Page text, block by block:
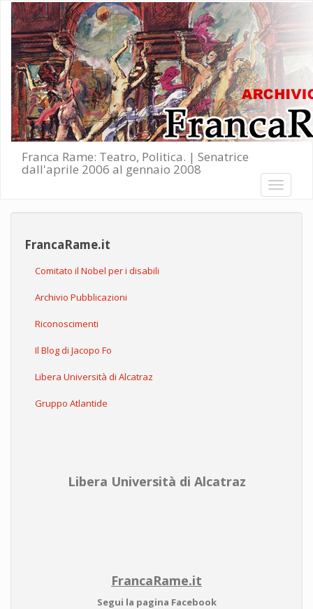
Salta al contenuto principale
Franca Rame: Teatro, Politica. | Senatrice
dall'aprile 2006 al gennaio 2008
Toggle
FrancaRame.it
Comitato il Nobel per i disabili
Archivio Pubblicazioni
Riconoscimenti
Il Blog di Jacopo Fo
Libera Università di Alcatraz
Gruppo Atlantide
Libera Università di Alcatraz
FrancaRame.it
Segui la pagina Facebook